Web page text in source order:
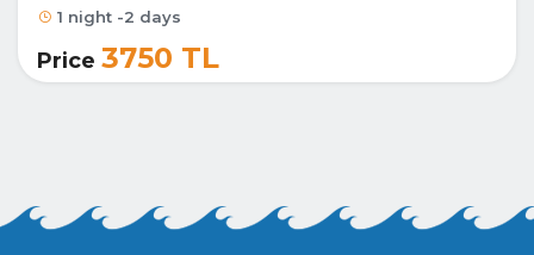
1 night -2 days
Price 3750 TL